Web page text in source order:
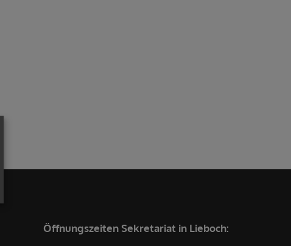
Öffnungszeiten Sekretariat in Lieboch: